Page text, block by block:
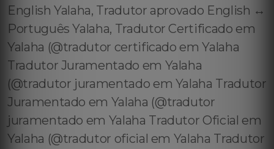
English Yalaha, Tradutor aprovado English ↔️
Português Yalaha, Tradutor Certificado em
Yalaha (@tradutor certificado em Yalaha
Tradutor Juramentado em Yalaha
(@tradutor juramentado em Yalaha Tradutor
Juramentado em Yalaha (@tradutor
juramentado em Yalaha Tradutor Oficial em
Yalaha (@tradutor oficial em Yalaha Tradutor